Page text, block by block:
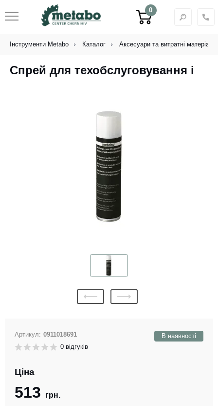
0
Інструменти Metabo Каталог Аксесуари та витратні матеріали
Спрей для техобслуговування і
В наявності
Артикул: 0911018691
0 відгуків
Ціна
513 грн.